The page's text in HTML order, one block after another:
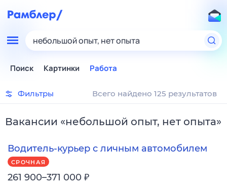
небольшой опыт, нет опыта
Поиск Картинки Работа
Фильтры Всего найдено 125 результатов
Вакансии «небольшой опыт, нет опыта»
Водитель-курьер с личным автомобилем
СРОЧНАЯ
261 900–371 000 ₽